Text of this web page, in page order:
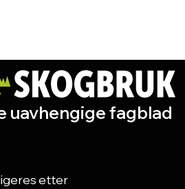
uavhengige fagblad
etter